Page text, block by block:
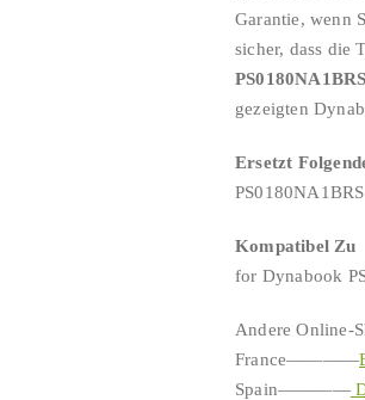
Garantie, wenn
sicher, dass die
gezeigten
Ersetzt
PS0180NA1BRS
Kompatibel Zu
for Dynabook
Andere Online-
France————
Spain————